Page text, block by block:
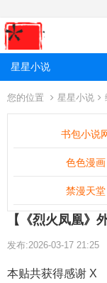
星星小说
您的位置 星星小说
书包小说
色色漫画
禁漫天堂
【《烈火凤凰》
发布:2026-03-17 21:25
本贴共获得感谢 X